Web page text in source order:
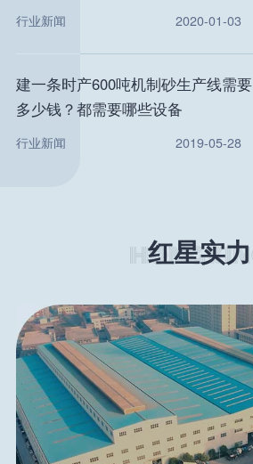
行业新闻 2020-01-03
建一条时产600吨机制砂生产线需要
多少钱？都需要哪些设备
行业新闻 2019-05-28
红星实力